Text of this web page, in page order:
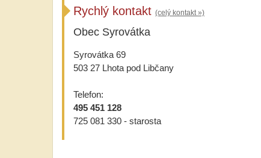
Rychlý kontakt (celý kontakt »)
Obec Syrovátka
Syrovátka 69
503 27 Lhota pod Libčany
Telefon:
495 451 128
725 081 330 - starosta